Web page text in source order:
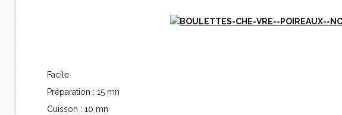
Facile
Préparation : 15 mn
Cuisson : 10 mn